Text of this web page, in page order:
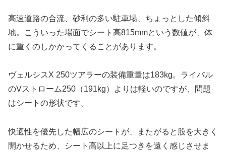
高速道路の合流、砂利の多い駐車場、ちょっとした傾斜
地。こういった場面でシート高815mmという数値が、体
に重くのしかかってくることがあります。
ヴェルシスX 250ツアラーの装備重量は183kg。ライバル
のVストローム250（191kg）よりは軽いのですが、問題
はシートの形状です。
快適性を優先した幅広のシートが、またがると股を大きく
開かせるため、シート高以上に足つきを遠く感じさせま